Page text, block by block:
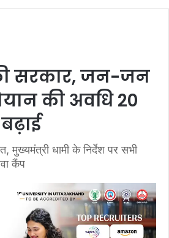
सरकार, जन-जन
की अवधि 20
मुख्यमंत्री धामी के निर्देश पर सभी
कैंप